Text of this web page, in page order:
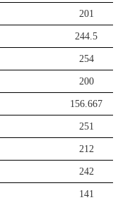
201
244.5
254
200
156.667
251
212
242
141